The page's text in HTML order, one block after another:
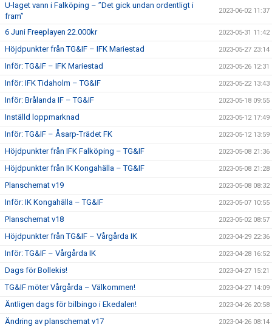
U-laget vann i Falköping – ”Det gick undan ordentligt i
fram”
2023-06-02 11:37
6 Juni Freeplayen 22.000kr 2023-05-31 11:42
Höjdpunkter från TG&IF – IFK Mariestad 2023-05-27 23:14
Inför: TG&IF – IFK Mariestad 2023-05-26 12:31
Inför: IFK Tidaholm – TG&IF 2023-05-22 13:43
Inför: Brålanda IF – TG&IF 2023-05-18 09:55
Inställd loppmarknad 2023-05-12 17:49
Inför: TG&IF – Åsarp-Trädet FK 2023-05-12 13:59
Höjdpunkter från IFK Falköping – TG&IF 2023-05-08 21:36
Höjdpunkter från IK Kongahälla – TG&IF 2023-05-08 21:28
Planschemat v19 2023-05-08 08:32
Inför: IK Kongahälla – TG&IF 2023-05-07 10:55
Planschemat v18 2023-05-02 08:57
Höjdpunkter från TG&IF – Vårgårda IK 2023-04-29 22:36
Inför: TG&IF – Vårgårda IK 2023-04-28 16:52
Dags för Bollekis! 2023-04-27 15:21
TG&IF möter Vårgårda – Välkommen! 2023-04-27 14:09
Äntligen dags för bilbingo i Ekedalen! 2023-04-26 20:58
Ändring av planschemat v17 2023-04-26 08:14